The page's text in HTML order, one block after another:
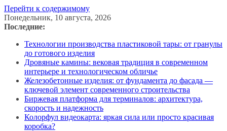
Перейти к содержимому
Понедельник, 10 августа, 2026
Последние:
Технологии производства пластиковой тары: от гранулы
до готового изделия
Дровяные камины: вековая традиция в современном
интерьере и технологическом обличье
Железобетонные изделия: от фундамента до фасада —
ключевой элемент современного строительства
Биржевая платформа для терминалов: архитектура,
скорость и надежность
Колорфул видеокарта: яркая сила или просто красивая
коробка?